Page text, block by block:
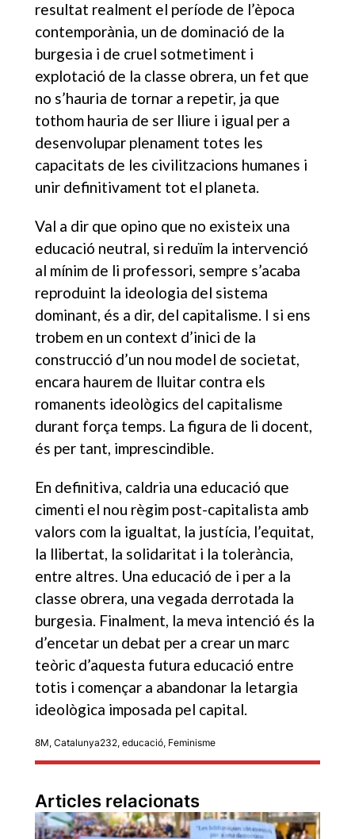
resultat realment el període de l’època
contemporània, un de dominació de la
burgesia i de cruel sotmetiment i
explotació de la classe obrera, un fet que
no s’hauria de tornar a repetir, ja que
tothom hauria de ser lliure i igual per a
desenvolupar plenament totes les
capacitats de les civilitzacions humanes i
unir definitivament tot el planeta.
Val a dir que opino que no existeix una
educació neutral, si reduïm la intervenció
al mínim de li professori, sempre s’acaba
reproduint la ideologia del sistema
dominant, és a dir, del capitalisme. I si ens
trobem en un context d’inici de la
construcció d’un nou model de societat,
encara haurem de lluitar contra els
romanents ideològics del capitalisme
durant força temps. La figura de li docent,
és per tant, imprescindible.
En definitiva, caldria una educació que
cimenti el nou règim post-capitalista amb
valors com la igualtat, la justícia, l’equitat,
la llibertat, la solidaritat i la tolerància,
entre altres. Una educació de i per a la
classe obrera, una vegada derrotada la
burgesia. Finalment, la meva intenció és la
d’encetar un debat per a crear un marc
teòric d’aquesta futura educació entre
totis i començar a abandonar la letargia
ideològica imposada pel capital.
8M,Catalunya232,educació, Feminisme
Articles relacionats